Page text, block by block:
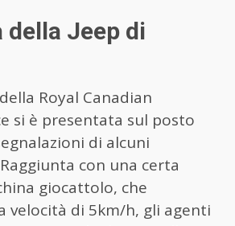
della Jeep di
Royal Canadian
si è presentata sul posto
di alcuni
con una certa
giocattolo, che
velocità di 5km/h, gli agenti